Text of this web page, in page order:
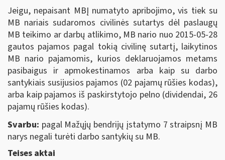
Jeigu, nepaisant MBĮ numatyto apribojimo, vis tiek su
MB nariais sudaromos civilinės sutartys dėl paslaugų
MB teikimo ar darbų atlikimo, MB nario nuo 2015-05-28
gautos pajamos pagal tokią civilinę sutartį, laikytinos
MB nario pajamomis, kurios deklaruojamos metams
pasibaigus ir apmokestinamos arba kaip su darbo
santykiais susijusios pajamos (02 pajamų rūšies kodas),
arba kaip pajamos iš paskirstytojo pelno (dividendai, 26
pajamų rūšies kodas).
Svarbu: pagal Mažųjų bendrijų įstatymo 7 straipsnį MB
narys negali turėti darbo santykių su MB.
Teises aktai